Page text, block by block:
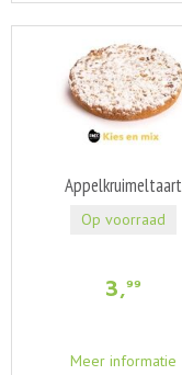
Appelkruimeltaart
3,99
Meer informatie
Op voorraad